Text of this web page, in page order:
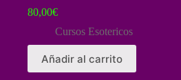
80,00€
Cursos Esotericos
Añadir al carrito